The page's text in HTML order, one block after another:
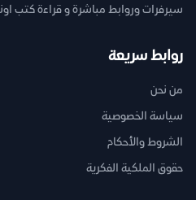
سيرفرات وروابط مباشرة و قراءة كتب
روابط سريعة
من نحن
سياسة الخصوصية
الشروط والأحكام
حقوق الملكية الفكرية